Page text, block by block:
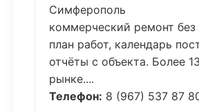
Симферополь
коммерческий ремонт без
план работ, календарь
отчёты с объекта. Более
рынке....
Телефон: 8 (967) 537 87